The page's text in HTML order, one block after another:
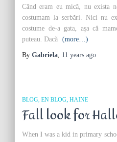
Când eram eu mică, nu exista
costumam la serbări. Nici nu
costume de-a gata, așa că
puteau. Dacă (more…)
By Gabriela, 11 years ago
BLOG EN BLOG HAINE
Fall look for
When I was a kid in primary